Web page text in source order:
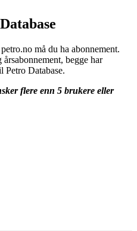
må du ha abonnement.
begge har
Petro Database.
flere enn 5 brukere eller